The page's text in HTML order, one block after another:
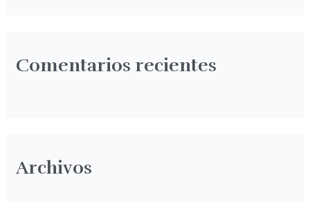
Comentarios recientes
Archivos